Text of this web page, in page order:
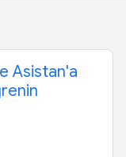
Asistan'a